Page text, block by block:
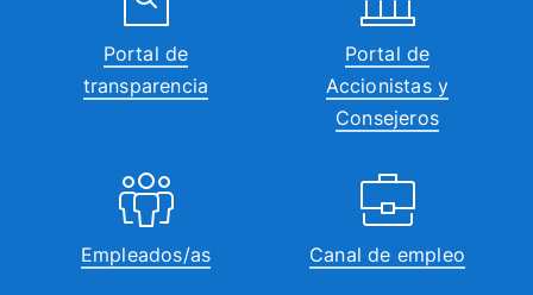
Portal de
transparencia
Portal de
Accionistas y
Consejeros
Empleados/as Canal de empleo